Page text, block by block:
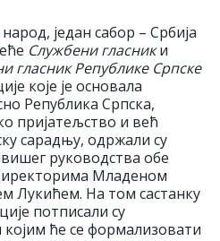
један сабор – Србија
Службени гласники
гласник Републике Српске
које је основала
Република Српска,
пријатељство и већ
сарадњу, одржали су
руководства обе
Младеном
На том састанку
потписали су
ће се формализовати